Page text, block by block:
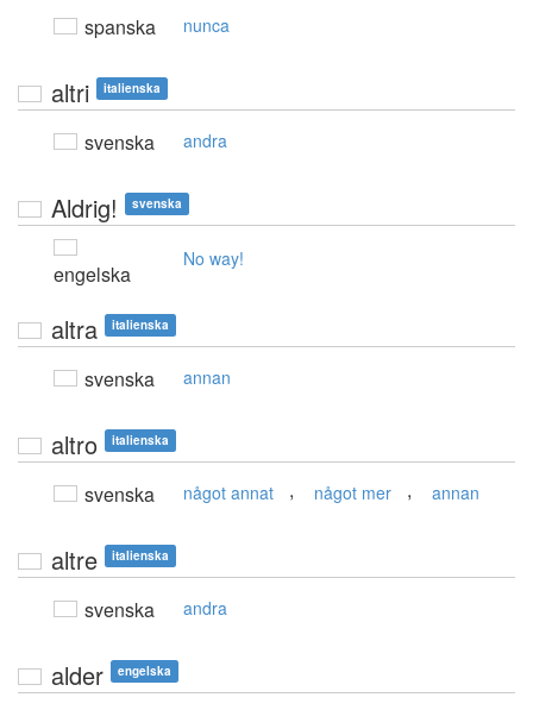
spanska nunca
altri italienska
svenska andra
Aldrig! svenska
engelska
No way!
altra italienska
svenska annan
altro italienska
svenska något annat , något mer , annan
altre italienska
svenska andra
alder engelska